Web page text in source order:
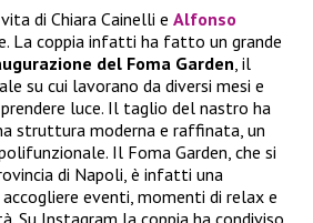
di Chiara Cainelli e Alfonso
La coppia infatti ha fatto un grande
del Foma Garden, il
su cui lavorano da diversi mesi e
luce. Il taglio del nastro ha
struttura moderna e raffinata, un
Il Foma Garden, che si
di Napoli, è infatti una
eventi, momenti di relax e